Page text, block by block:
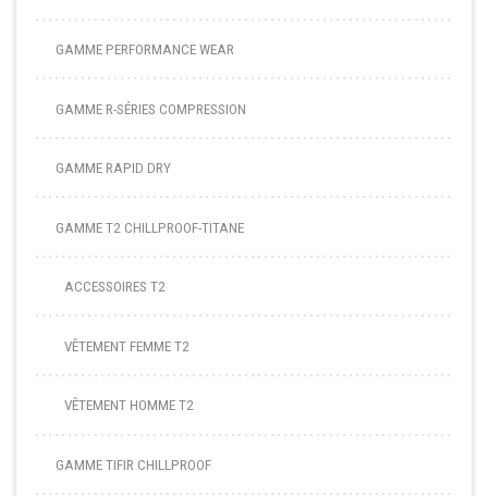
GAMME PERFORMANCE WEAR
GAMME R-SÉRIES COMPRESSION
GAMME RAPID DRY
GAMME T2 CHILLPROOF-TITANE
ACCESSOIRES T2
VÊTEMENT FEMME T2
VÊTEMENT HOMME T2
GAMME TIFIR CHILLPROOF